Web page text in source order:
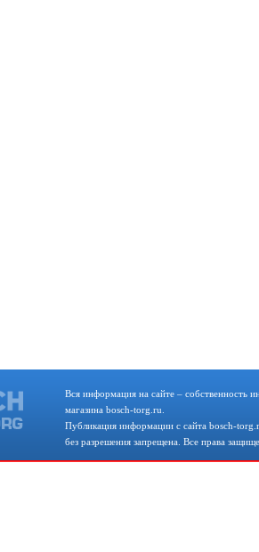
Вся информация на сайте – собственность
магазина bosch-torg.ru.
Публикация информации с сайта bosch-
без разрешения запрещена. Все права